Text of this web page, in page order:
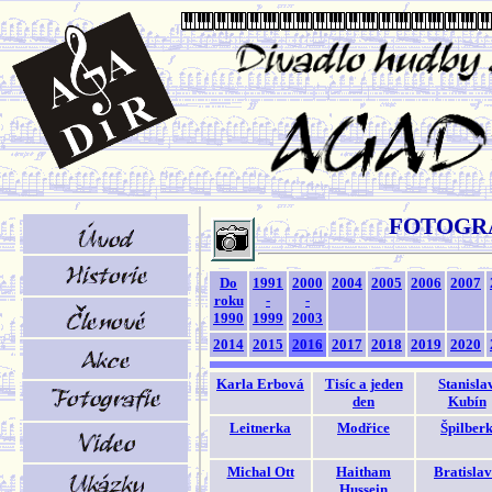
Do
roku
1990
1991
-
1999
2000
-
2003
2004 2005 2006 2007
2014 2015 2016 2017 2018 2019 2020
Karla Erbová
Tisíc a jeden
den
Kubín
Leitnerka
Modřice Špilberk
Michal Ott
Haitham